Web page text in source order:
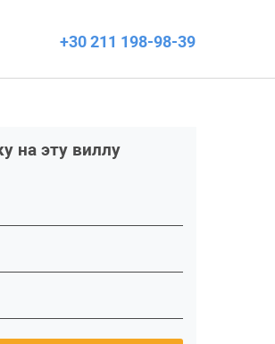
+30 211 198-98-39
на эту виллу